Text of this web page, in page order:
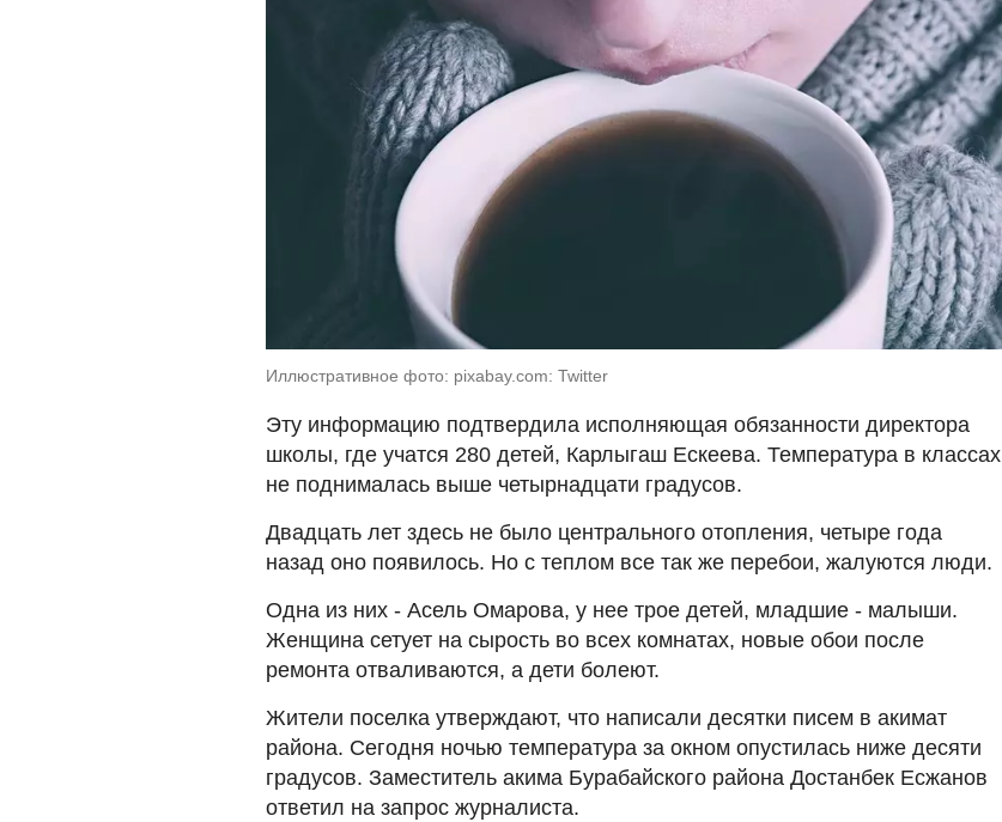
Иллюстративное фото: pixabay.com: Twitter
Эту информацию подтвердила исполняющая обязанности директора
школы, где учатся 280 детей, Карлыгаш Ескеева. Температура в классах
не поднималась выше четырнадцати градусов.
Двадцать лет здесь не было центрального отопления, четыре года
назад оно появилось. Но с теплом все так же перебои, жалуются люди.
Одна из них - Асель Омарова, у нее трое детей, младшие - малыши.
Женщина сетует на сырость во всех комнатах, новые обои после
ремонта отваливаются, а дети болеют.
Жители поселка утверждают, что написали десятки писем в акимат
района. Сегодня ночью температура за окном опустилась ниже десяти
градусов. Заместитель акима Бурабайского района Достанбек Есжанов
ответил на запрос журналиста.